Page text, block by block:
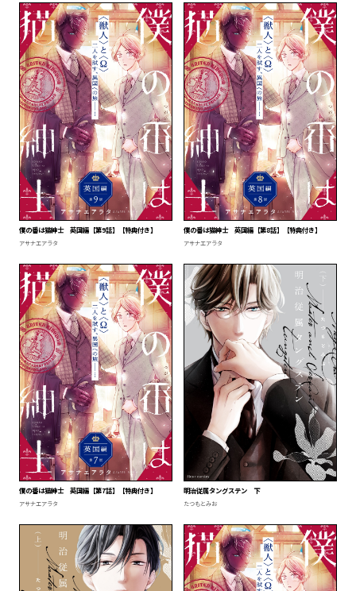
僕の番は猫紳士 英国編【第9話】【特典付き】
アサナエアラタ
僕の番は猫紳士 英国編【第8話】【特典付き】
アサナエアラタ
僕の番は猫紳士 英国編【第7話】【特典付き】
アサナエアラタ
明治従属タングステン 下
たつもとみお